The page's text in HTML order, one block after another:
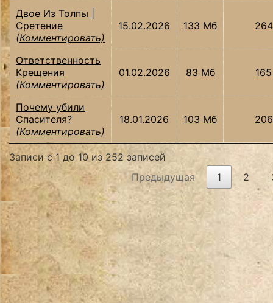
Двое Из Толпы |
Сретение
(Комментировать)
15.02.2026 133 Мб
Ответственность
Крещения
(Комментировать)
01.02.2026 83 Мб
Почему убили
Спасителя?
(Комментировать)
18.01.2026 103 Мб
Записи с 1 до 10 из 252 записей
Предыдущая
1 2